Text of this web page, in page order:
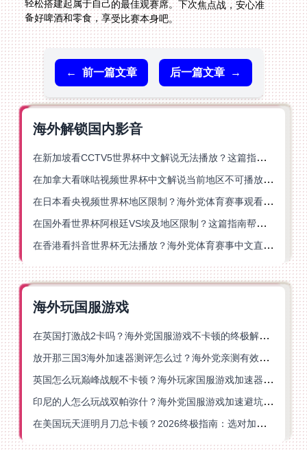
备好啤酒和零食，享受比赛本身吧。
← 前一篇文章 后一篇文章 →
海外解锁国内影音
在新加坡看CCTV5世界杯中文解说无法播放？这篇指南帮你解锁海外体育直播自由
在加拿大看咪咕视频世界杯中文解说当前地区不可播放？这篇指南帮你一键解决
在日本看央视频世界杯地区限制？海外党体育赛事观看终极指南
在国外看世界杯阿根廷VS埃及地区限制？这篇指南帮你搞定中文直播+解说
在香港看抖音世界杯无法播放？海外党体育赛事中文直播终极指南
海外玩国服游戏
在英国打激战2卡吗？海外党国服游戏不卡顿的终极解决方案
放开那三国3海外加速器测评怎么过？海外党亲测有效的国服游戏加速指南
英国怎么玩巅峰战舰不卡顿？海外玩家国服游戏加速器终极指南
印尼的人怎么玩战双帕弥什？海外党国服游戏加速避坑指南
在美国玩天涯明月刀总卡顿？2026终极指南：选对加速器让你丝滑连招